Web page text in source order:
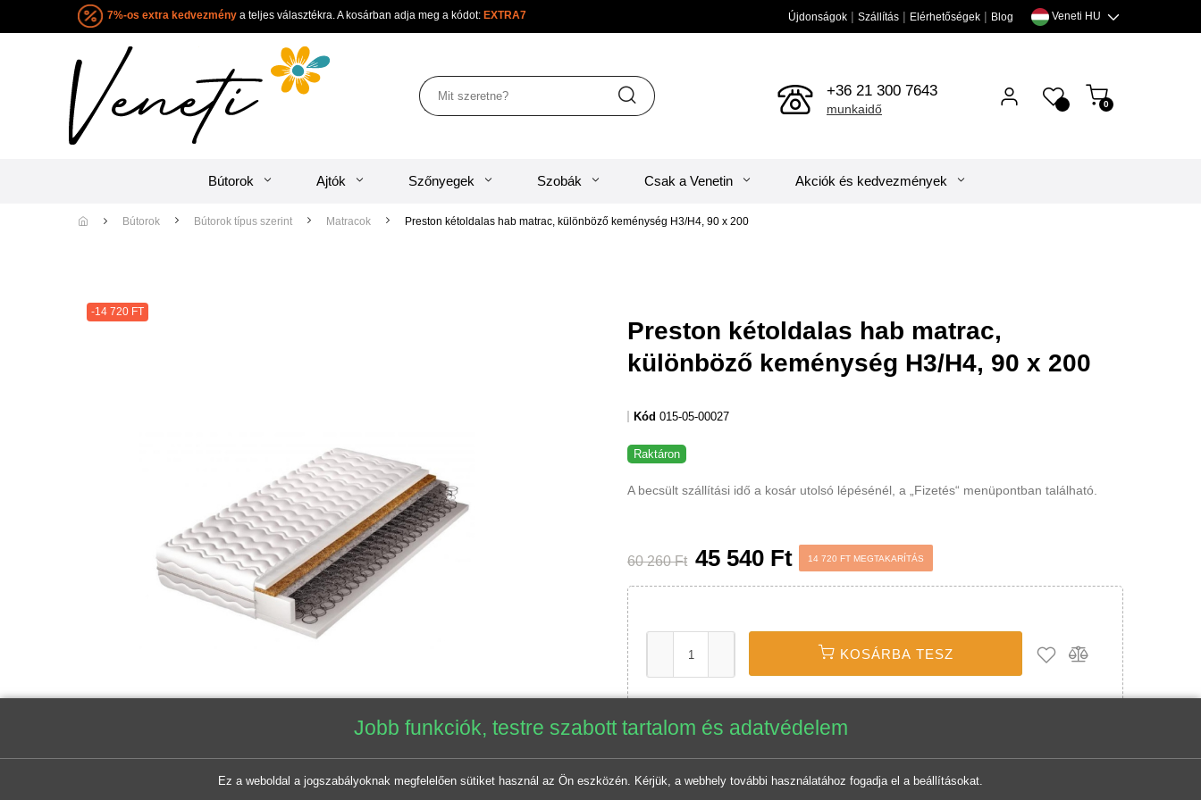
7%-os extra kedvezménya teljes választékra. A kosárban adja meg a kódot: Újdonságok|Szállítás| Elérhetőségek| Blog Veneti HU
+36 21 300 7643
munkaidő 0
Bútorok Ajtók Szőnyegek Szobák Csak a Venetin Akciók és kedvezmények
Bútorok Bútorok típus szerint Matracok Preston kétoldalas hab matrac, különböző keménység H3/H4, 90 x 200
-14 720 FT
Preston kétoldalas hab matrac,
különböző keménység H3/H4, 90 x 200
Kód 015-05-00027
Raktáron
A becsült szállítási idő a kosár utolsó lépésénél, a „Fizetés“ menüpontban
45 540 Ft
KOSÁRBA TESZ
Jobb funkciók, testre szabott tartalom és adatvédelem
Ez a weboldal a jogszabályoknak megfelelően sütiket használ az Ön eszközén. Kérjük, a webhely további használatához fogadja el a beállításokat.